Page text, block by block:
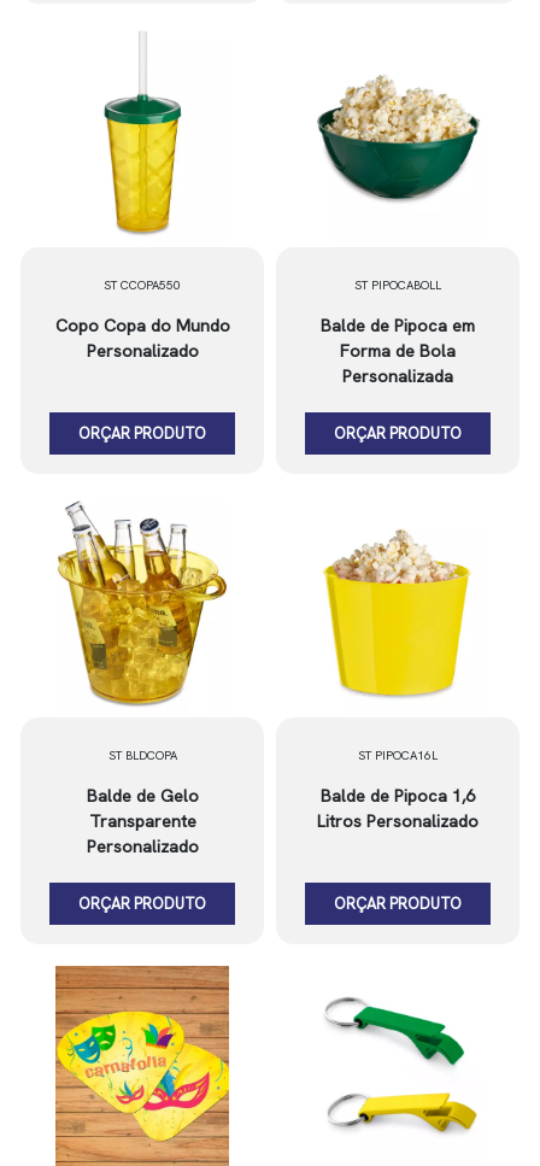
ST CCOPA550
Copo Copa do Mundo
Personalizado
ORÇAR PRODUTO
ST PIPOCABOLL
Balde de Pipoca em
Forma de Bola
Personalizada
ORÇAR PRODUTO
ST BLDCOPA
Balde de Gelo
Transparente
Personalizado
ORÇAR PRODUTO
ST PIPOCA16L
Balde de Pipoca 1,6
Litros Personalizado
ORÇAR PRODUTO